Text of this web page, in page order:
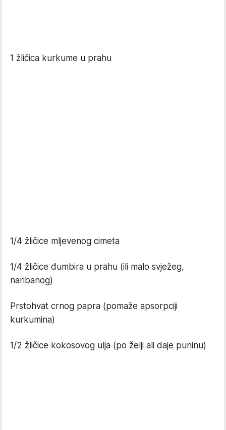
1 žličica kurkume u prahu
1/4 žličice mljevenog cimeta
1/4 žličice đumbira u prahu (ili malo svježeg,
naribanog)
Prstohvat crnog papra (pomaže apsorpciji
kurkumina)
1/2 žličice kokosovog ulja (po želji ali daje puninu)